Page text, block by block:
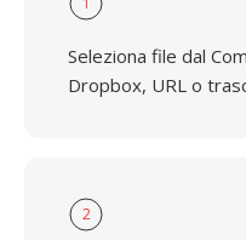
Seleziona file dal
Dropbox, URL o
2